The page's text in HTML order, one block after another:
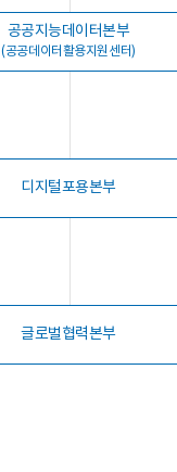
공공지능데이터본부
(공공데이터활용지원센터)
디지털포용본부
글로벌협력본부